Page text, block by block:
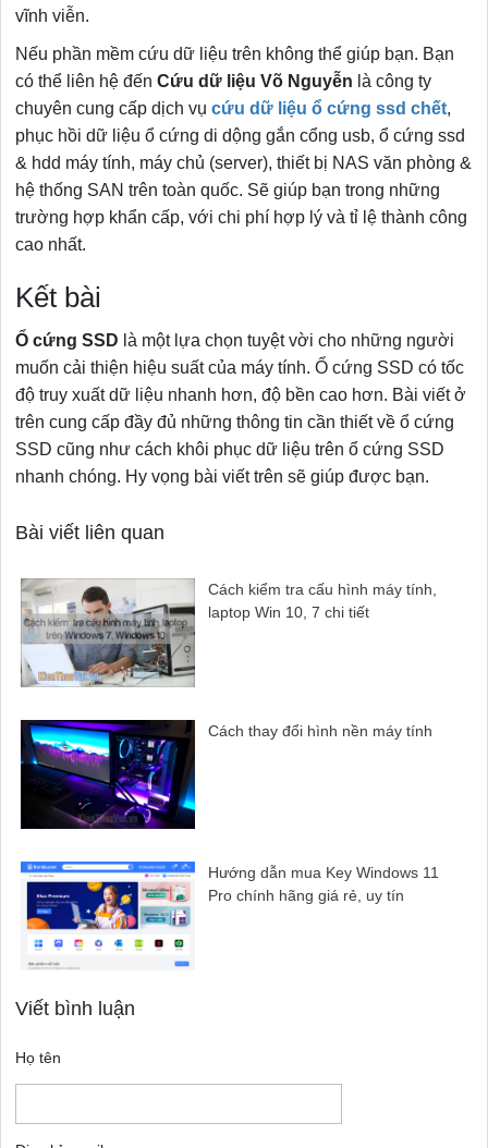
vĩnh viễn.
Nếu phần mềm cứu dữ liệu trên không thể giúp bạn. Bạn
có thể liên hệ đếnCứu dữ liệu Võ Nguyễn là công ty
chuyên cung cấp dịch vụcứu dữ liệu ổ cứng ssd chết,
phục hồi dữ liệu ổ cứng di dộng gắn cổng usb, ổ cứng ssd
& hdd máy tính, máy chủ (server), thiết bị NAS văn phòng &
hệ thống SAN trên toàn quốc. Sẽ giúp bạn trong những
trường hợp khẩn cấp, với chi phí hợp lý và tỉ lệ thành công
cao nhất.
Kết bài
Ổ cứng SSD là một lựa chọn tuyệt vời cho những người
muốn cải thiện hiệu suất của máy tính. Ổ cứng SSD có tốc
độ truy xuất dữ liệu nhanh hơn, độ bền cao hơn. Bài viết ở
trên cung cấp đầy đủ những thông tin cần thiết về ổ cứng
SSD cũng như cách khôi phục dữ liệu trên ổ cứng SSD
nhanh chóng. Hy vọng bài viết trên sẽ giúp được bạn.
Bài viết liên quan
Cách kiểm tra cấu hình máy tính,
laptop Win 10, 7 chi tiết
Cách thay đổi hình nền máy tính
Hướng dẫn mua Key Windows 11
Pro chính hãng giá rẻ, uy tín
Viết bình luận
Họ tên